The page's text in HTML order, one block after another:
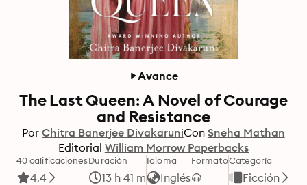
Avance
The Last Queen: A Novel of Courage
and Resistance
Por Chitra Banerjee DivakaruniCon Sneha Mathan
Editorial William Morrow Paperbacks
40 calificaciones
4.4
Duración
13 h 41 m
Idioma
Inglés
FormatoCategoría
Ficción